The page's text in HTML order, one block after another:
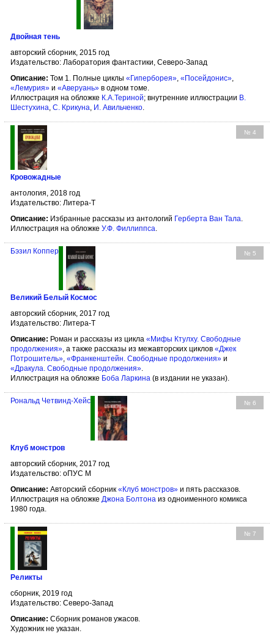
Двойная тень
авторский сборник, 2015 год
Издательство: Лаборатория фантастики, Северо-Запад
Описание: Том 1. Полные циклы «Гиперборея», «Посейдонис»,
«Лемурия» и «Аверуань» в одном томе.
Иллюстрация на обложке К.А.Териной; внутренние иллюстрации В.
Шестухина, С. Крикуна, И. Авильченко.
№ 4
Кровожадные
антология, 2018 год
Издательство: Литера-Т
Описание: Избранные рассказы из антологий Герберта Ван Тала
Иллюстрация на обложке У.Ф. Филлиппса
№ 5
Бэзил Коппер
Великий Белый Космос
авторский сборник, 2017 год
Издательство: Литера-Т
Описание: Роман и рассказы из цикла «Мифы Ктулху. Свободные
продолжения» , а также рассказы из межавторских циклов «Джек
Потрошитель» «Франкенштейн. Свободные продолжения» и
«Дракула. Свободные продолжения»
Иллюстрация на обложке Боба Ларкина (в издании не указан).
№ 6
Рональд Четвинд-Хейс
Клуб монстров
авторский сборник, 2017 год
Издательство: оПУС М
Описание: Авторский сборник «Клуб монстров» и пять рассказов.
Иллюстрация на обложке Джона Болтона из одноименного комикса
1980 года.
№ 7
Реликты
сборник, 2019 год
Издательство: Северо-Запад
Описание: Сборник романов ужасов.
Художник не указан.